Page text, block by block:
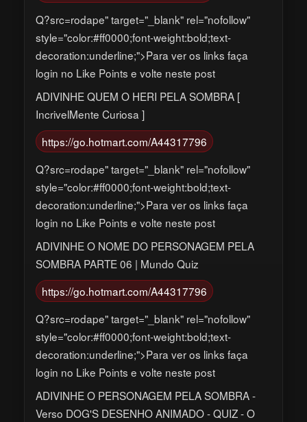
Q?src=rodape" target="_blank" rel="nofollow"
style="color:#ff0000;font-weight:bold;text-
decoration:underline;">Para ver os links faça
login no Like Points e volte neste post
ADIVINHE QUEM O HERI PELA SOMBRA [
IncrivelMente Curiosa ]
https://go.hotmart.com/A44317796
Q?src=rodape" target="_blank" rel="nofollow"
style="color:#ff0000;font-weight:bold;text-
decoration:underline;">Para ver os links faça
login no Like Points e volte neste post
ADIVINHE O NOME DO PERSONAGEM PELA
SOMBRA PARTE 06 | Mundo Quiz
https://go.hotmart.com/A44317796
Q?src=rodape" target="_blank" rel="nofollow"
style="color:#ff0000;font-weight:bold;text-
decoration:underline;">Para ver os links faça
login no Like Points e volte neste post
ADIVINHE O PERSONAGEM PELA SOMBRA -
Verso DOG'S DESENHO ANIMADO - QUIZ - O